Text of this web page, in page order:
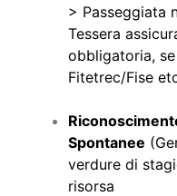
> Passeggiata
Tessera
obbligatoria,
Fitetrec/Fise
Spontanee
verdure di
risorsa